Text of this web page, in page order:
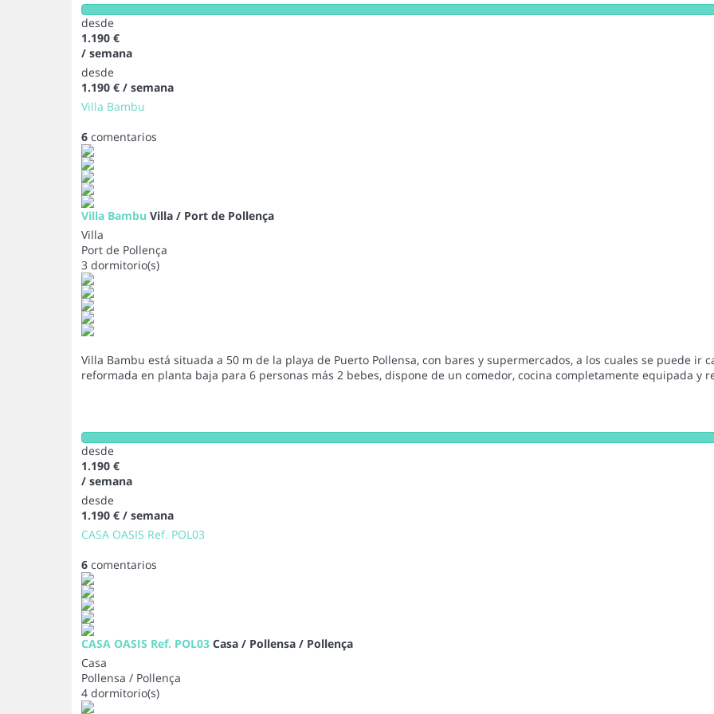
desde
1.190 €
/ semana
desde
1.190 € / semana
Villa Bambu
6 comentarios
Villa Bambu Villa / Port de Pollença
Villa
Port de Pollença
3 dormitorio(s)
Villa Bambu está situada a 50 m de la playa de Puerto Pollensa, con bares y supermercados, a los cuales se puede
reformada en planta baja para 6 personas más 2 bebes, dispone de un comedor, cocina completamente equipada y
desde
1.190 €
/ semana
desde
1.190 € / semana
CASA OASIS Ref. POL03
6 comentarios
CASA OASIS Ref. POL03 Casa / Pollensa / Pollença
Casa
Pollensa / Pollença
4 dormitorio(s)